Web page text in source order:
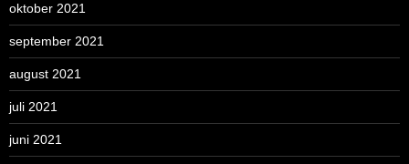
oktober 2021
september 2021
august 2021
juli 2021
juni 2021